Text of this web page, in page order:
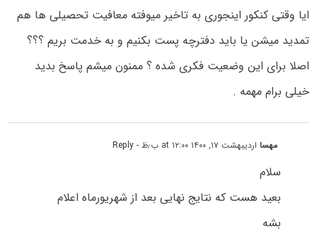
ایا وقتی کنکور اینجوری به تاخیر میوفته معافیت تحصیلی ها هم
تمدید میشن یا باید دفترچه پست بکنیم و به خدمت بریم ؟؟؟
اصلا برای این وضعیت فکری شده ؟ ممنون میشم پاسخ بدید
خیلی برام مهمه .
مهسااردیبهشت ۱۷, ۱۴۰۰ at ۱۲:۰۰ ب٫ظ - Reply
سلام
بعید هست که نتایج نهایی بعد از شهریورماه اعلام
بشه